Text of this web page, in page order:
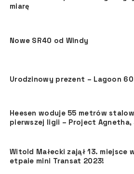
miarę
Nowe SR40 od Windy
Urodzinowy prezent – Lagoon 60
Heesen woduje 55 metrów
pierwszej ligii – Project Agnetha,
Witold Małecki zajął 13. miejsce
etpaie mini Transat 2023!